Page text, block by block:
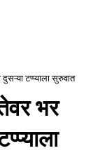
दुसऱ्या टप्प्याला सुरुवात
भर